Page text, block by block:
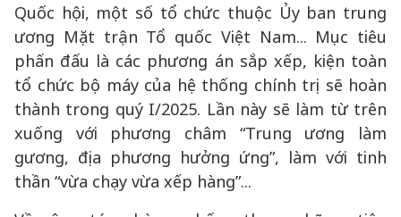
Quốc hội, một số tổ chức thuộc Ủy ban trung
ương Mặt trận Tổ quốc Việt Nam... Mục tiêu
phấn đấu là các phương án sắp xếp, kiện toàn
tổ chức bộ máy của hệ thống chính trị sẽ hoàn
thành trong quý I/2025. Lần này sẽ làm từ trên
xuống với phương châm “Trung ương làm
gương, địa phương hưởng ứng”, làm với tinh
thần “vừa chạy vừa xếp hàng”...